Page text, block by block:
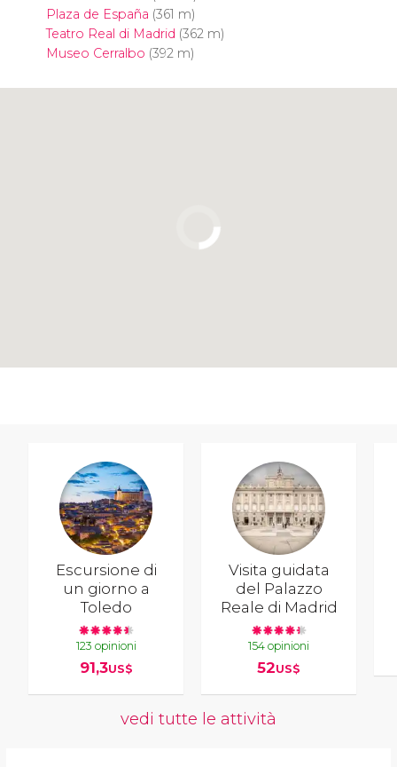
Plaza de España (361 m)
Teatro Real di Madrid (362 m)
Museo Cerralbo (392 m)
Escursione di
un giorno a
Toledo
123 opinioni
91,3US$
Visita guidata
del Palazzo
Reale di Madrid
154 opinioni
52US$
vedi tutte le attività